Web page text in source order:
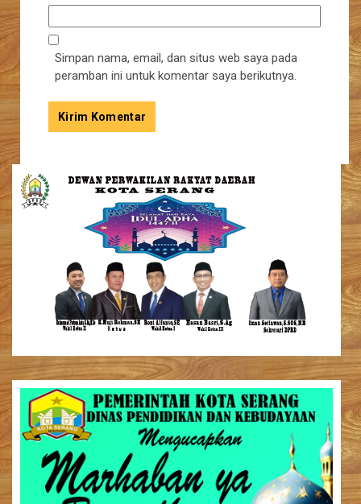
Simpan nama, email, dan situs web saya pada
peramban ini untuk komentar saya berikutnya.